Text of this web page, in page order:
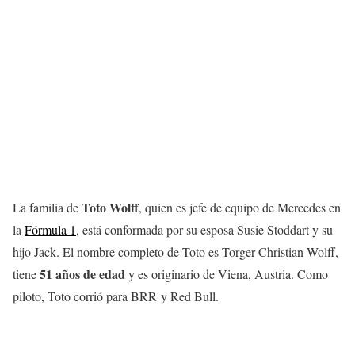
La familia deToto Wolff, quien es jefe de equipo de Mercedes en
la Fórmula 1, está conformada por su esposa Susie Stoddart y su
hijo Jack. El nombre completo de Toto es Torger Christian Wolff,
tiene51 años de edady es originario de Viena, Austria. Como
piloto, Toto corrió para BRR y Red Bull.